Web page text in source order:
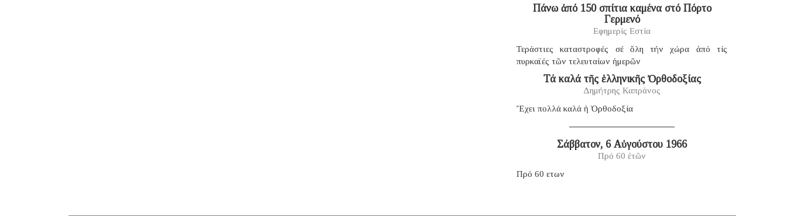
Πάνω ἀπό 150 σπίτια καμένα στό Πόρτο
Γερμενό
Εφημερίς Εστία
Τεράστιες καταστροφές σέ ὅλη τήν χώρα ἀπό τίς
πυρκαϊές τῶν τελευταίων ἡμερῶν
Τά καλά τῆς ἑλληνικῆς Ὀρθοδοξίας
Δημήτρης Καπράνος
Ἔχει πολλά καλά ἡ Ὀρθοδοξία
Σάββατον, 6 Αὐγούστου 1966
Πρό 60 ἐτῶν
Πρό 60 ετων